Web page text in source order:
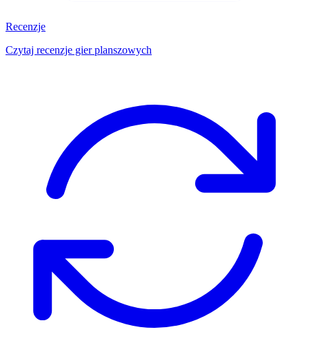
Recenzje
Czytaj recenzje gier planszowych